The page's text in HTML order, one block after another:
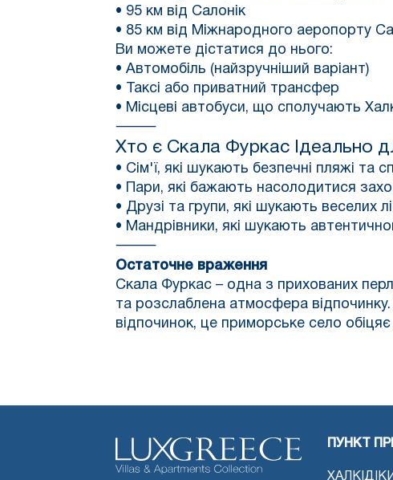
• 95 км від Салонік
• 85 км від Міжнародного аеропорту
Ви можете дістатися до нього:
• Автомобіль (найзручніший варіант)
• Таксі або приватний трансфер
• Місцеві автобуси, що сполучають
⸻
Хто є Скала Фуркас Ідеально
• Сім'ї, які шукають безпечні пляжі та
• Пари, які бажають насолодитися
• Друзі та групи, які шукають веселих
• Мандрівники, які шукають
⸻
Остаточне враження
Скала Фуркас – одна з прихованих
та розслаблена атмосфера
відпочинок, це приморське село
ПУНКТ